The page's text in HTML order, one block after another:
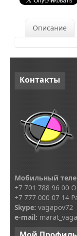
Описание
Контакты
Мобильный
+7 701 788 96 00
+7 777 000 07 14
Skype: vagapov72
e-mail: